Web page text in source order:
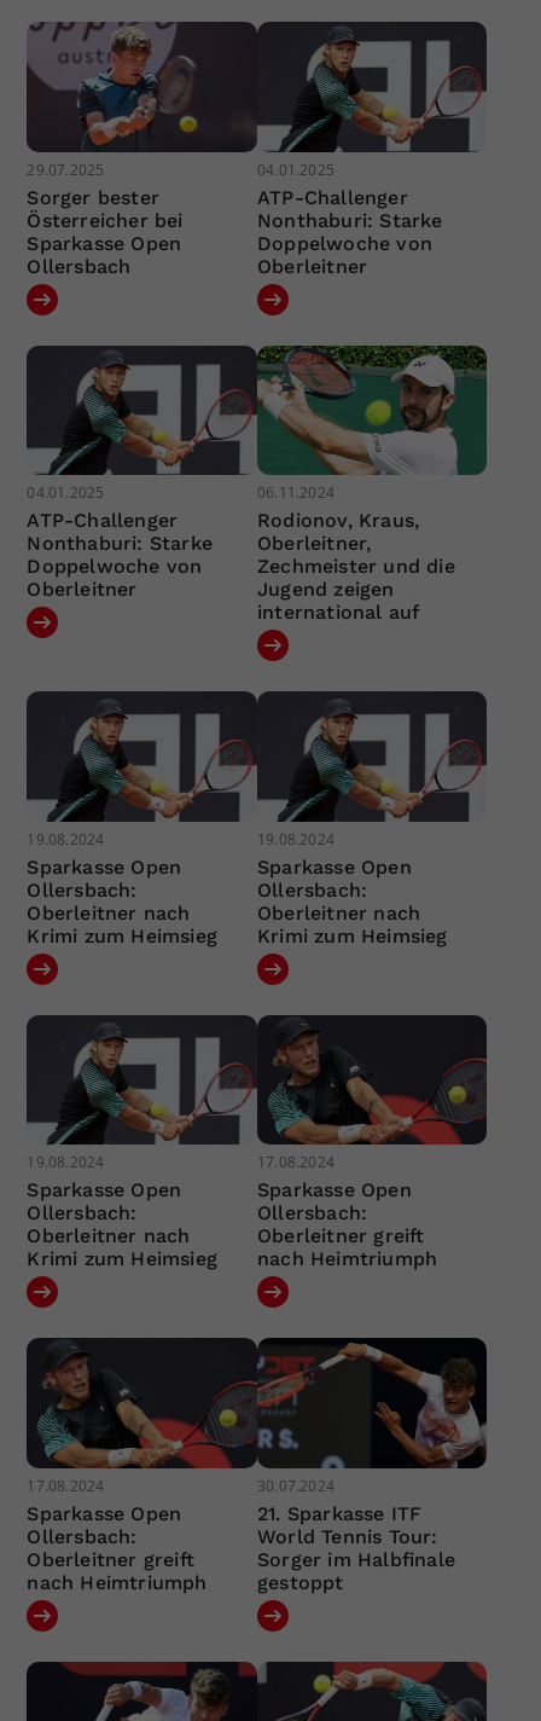
29.07.2025
Sorger bester
Österreicher bei
Sparkasse Open
Ollersbach
04.01.2025
ATP-Challenger
Nonthaburi: Starke
Doppelwoche von
Oberleitner
04.01.2025
ATP-Challenger
Nonthaburi: Starke
Doppelwoche von
Oberleitner
06.11.2024
Rodionov, Kraus,
Oberleitner,
Zechmeister und die
Jugend zeigen
international auf
19.08.2024
Sparkasse Open
Ollersbach:
Oberleitner nach
Krimi zum Heimsieg
19.08.2024
Sparkasse Open
Ollersbach:
Oberleitner nach
Krimi zum Heimsieg
19.08.2024
Sparkasse Open
Ollersbach:
Oberleitner nach
Krimi zum Heimsieg
17.08.2024
Sparkasse Open
Ollersbach:
Oberleitner greift
nach Heimtriumph
17.08.2024
Sparkasse Open
Ollersbach:
Oberleitner greift
nach Heimtriumph
30.07.2024
21. Sparkasse ITF
World Tennis Tour:
Sorger im Halbfinale
gestoppt